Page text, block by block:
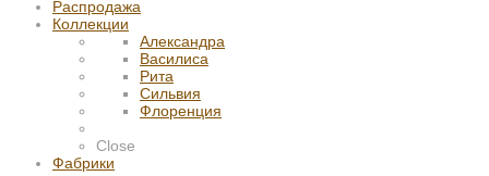
Распродажа
Коллекции
Александра
Василиса
Рита
Сильвия
Флоренция
Close
Фабрики